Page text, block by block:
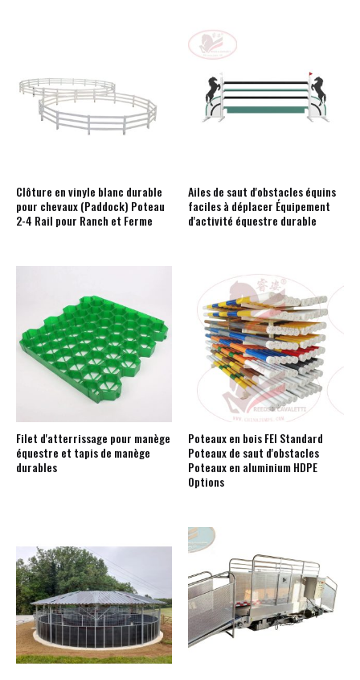
Clôture en vinyle blanc durable
pour chevaux (Paddock) Poteau
2-4 Rail pour Ranch et Ferme
Ailes de saut d'obstacles équins
faciles à déplacer Équipement
d'activité équestre durable
Filet d'atterrissage pour manège
équestre et tapis de manège
durables
Poteaux en bois FEI Standard
Poteaux de saut d'obstacles
Poteaux en aluminium HDPE
Options